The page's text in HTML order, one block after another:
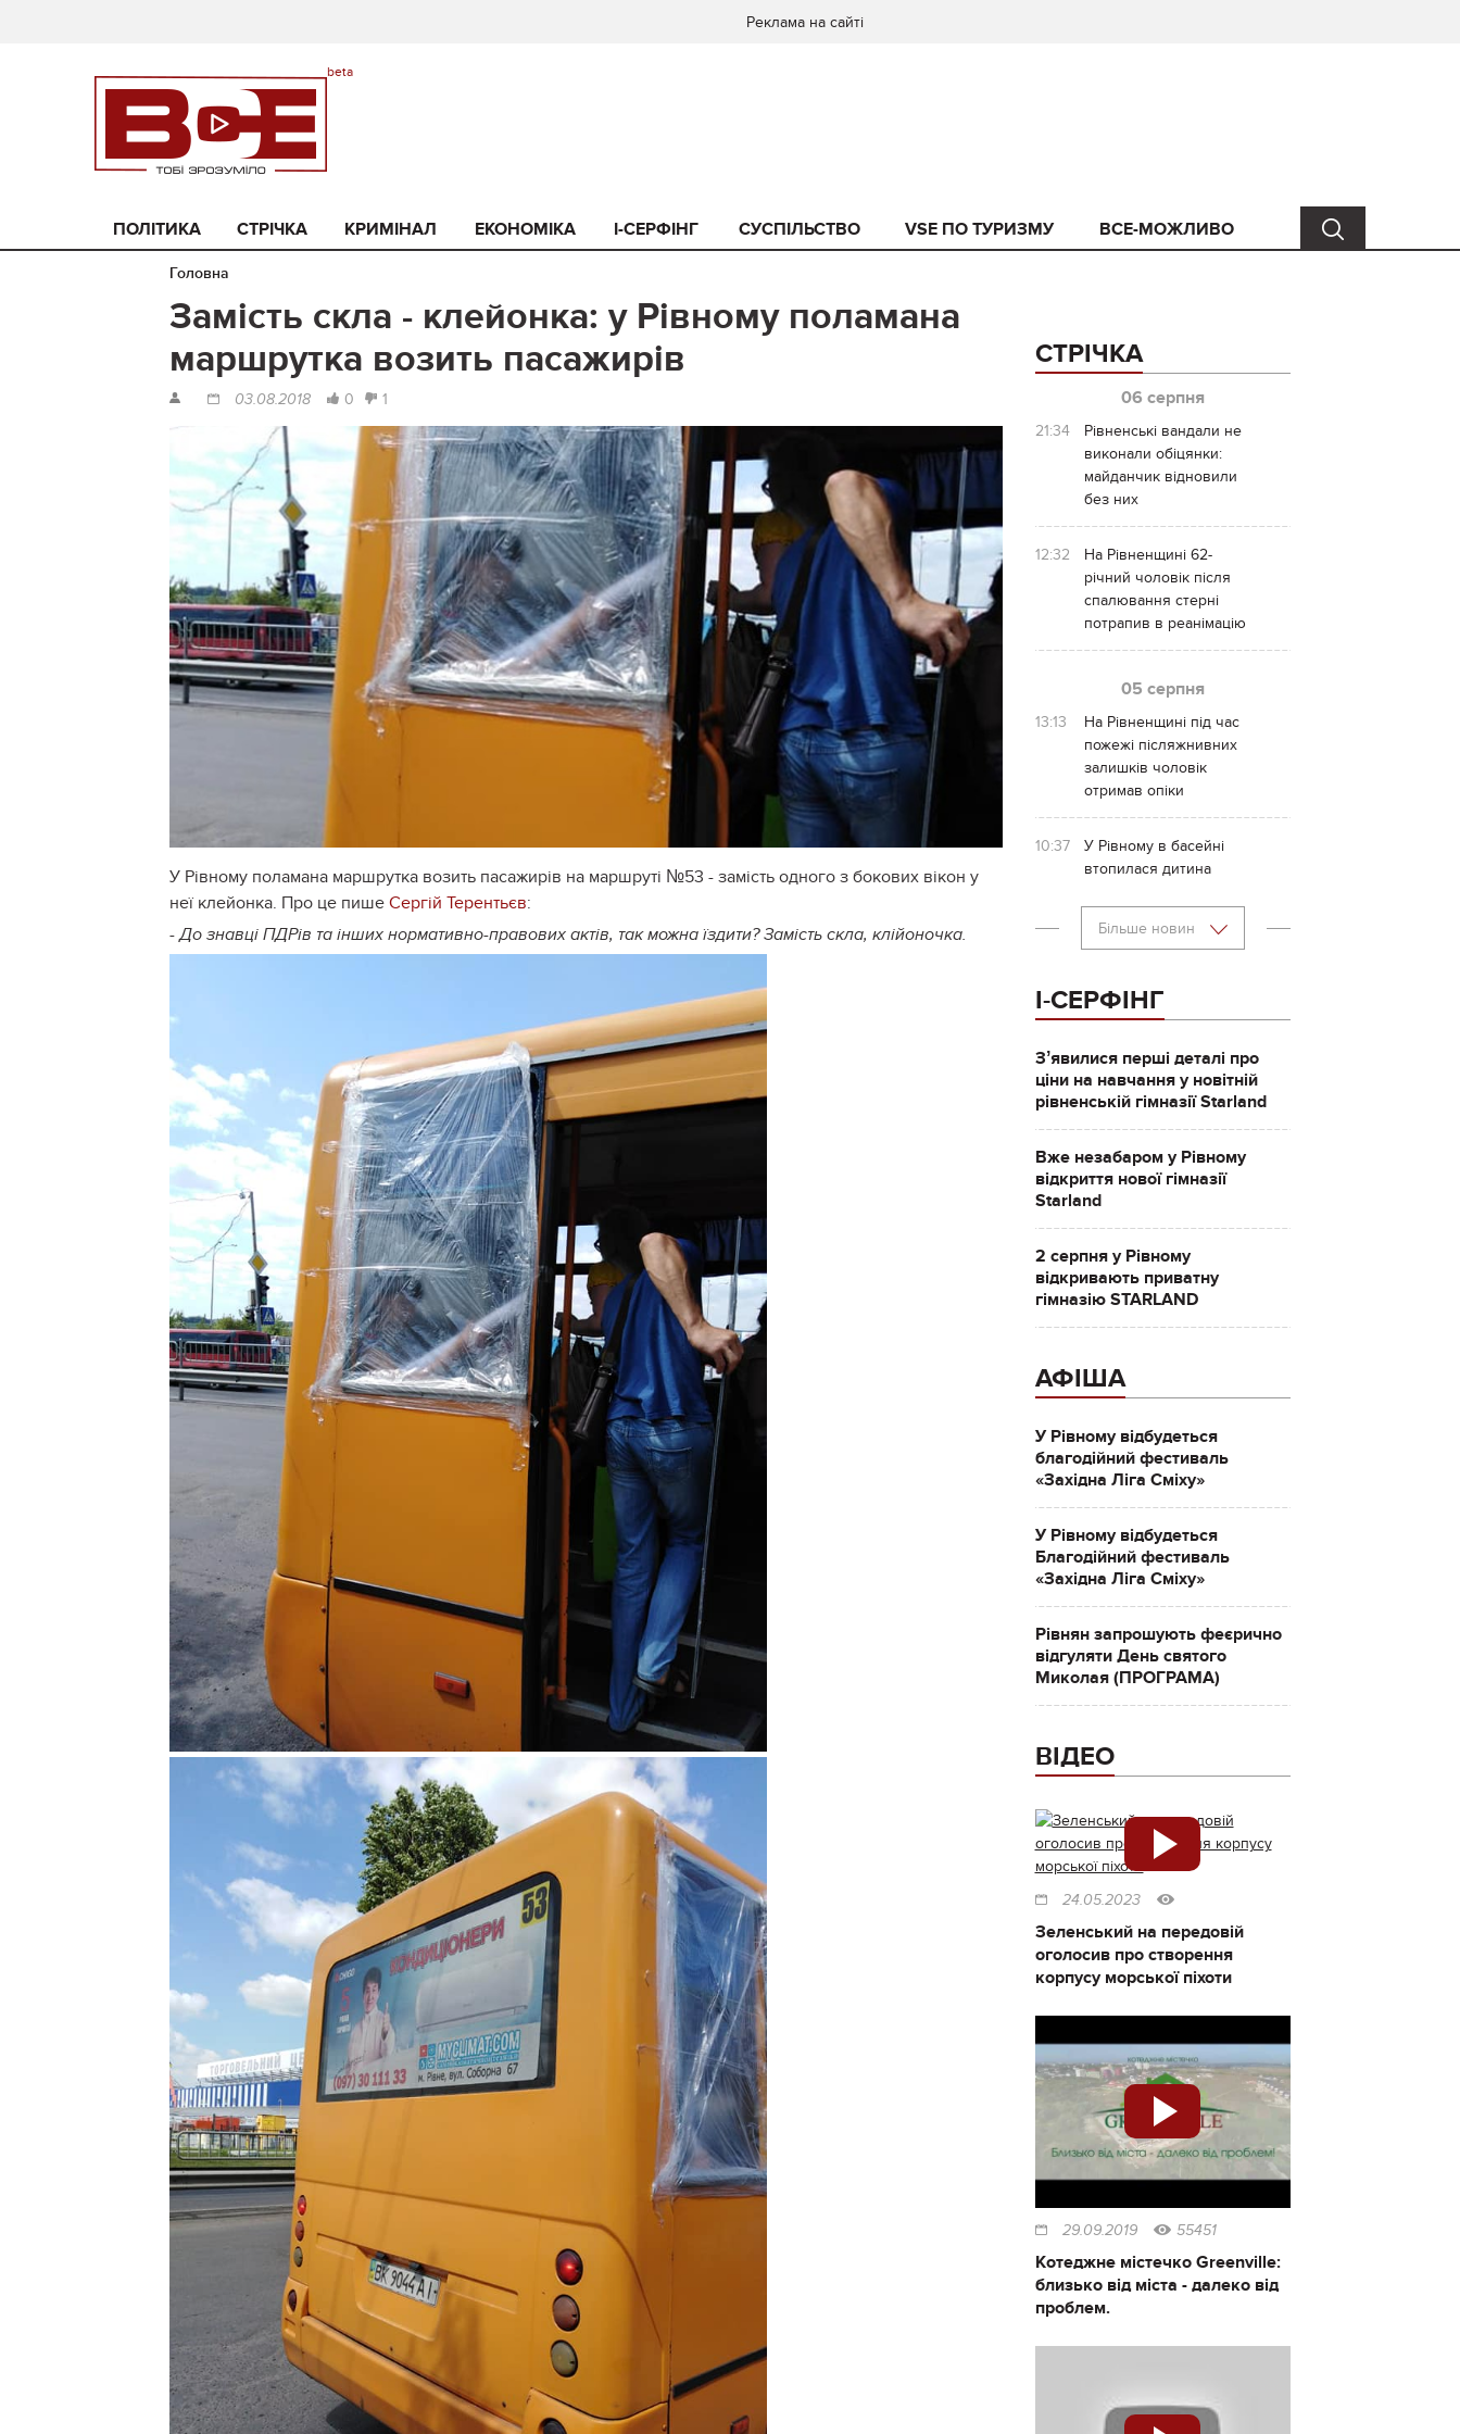
Реклама на сайті
ПОЛІТИКА СТРІЧКА КРИМІНАЛ ЕКОНОМІКА I-СЕРФІНГ СУСПІЛЬСТВО VSE ПО ТУРИЗМУ ВСЕ-МОЖЛИВО
Головна
Замість скла - клейонка: у Рівному поламана
маршрутка возить пасажирів
03.08.2018 0 1
У Рівному поламана маршрутка возить пасажирів на маршруті №53 - замість одного з бокових вікон у
неї клейонка. Про це пише Сергій Терентьєв:
- До знавці ПДРів та інших нормативно-правових актів, так можна їздити? Замість скла, клійоночка.
СТРІЧКА
06 серпня
21:34
Рівненські вандали не
виконали обіцянки:
майданчик відновили
без них
12:32
На Рівненщині 62-
річний чоловік після
спалювання стерні
потрапив в реанімацію
05 серпня
13:13
На Рівненщині під час
пожежі післяжнивних
залишків чоловік
отримав опіки
10:37
У Рівному в басейні
втопилася дитина
Більше новин
І-СЕРФІНГ
Зʼявилися перші деталі про
ціни на навчання у новітній
рівненській гімназії Starland
Вже незабаром у Рівному
відкриття нової гімназії
Starland
2 серпня у Рівному
відкривають приватну
гімназію STARLAND
АФІША
У Рівному відбудеться
благодійний фестиваль
«Західна Ліга Сміху»
У Рівному відбудеться
Благодійний фестиваль
«Західна Ліга Сміху»
Рівнян запрошують феєрично
відгуляти День святого
Миколая (ПРОГРАМА)
ВІДЕО
24.05.2023
Зеленський на передовій
оголосив про створення
корпусу морської піхоти
29.09.2019 55451
Котеджне містечко Greenville:
близько від міста - далеко від
проблем.